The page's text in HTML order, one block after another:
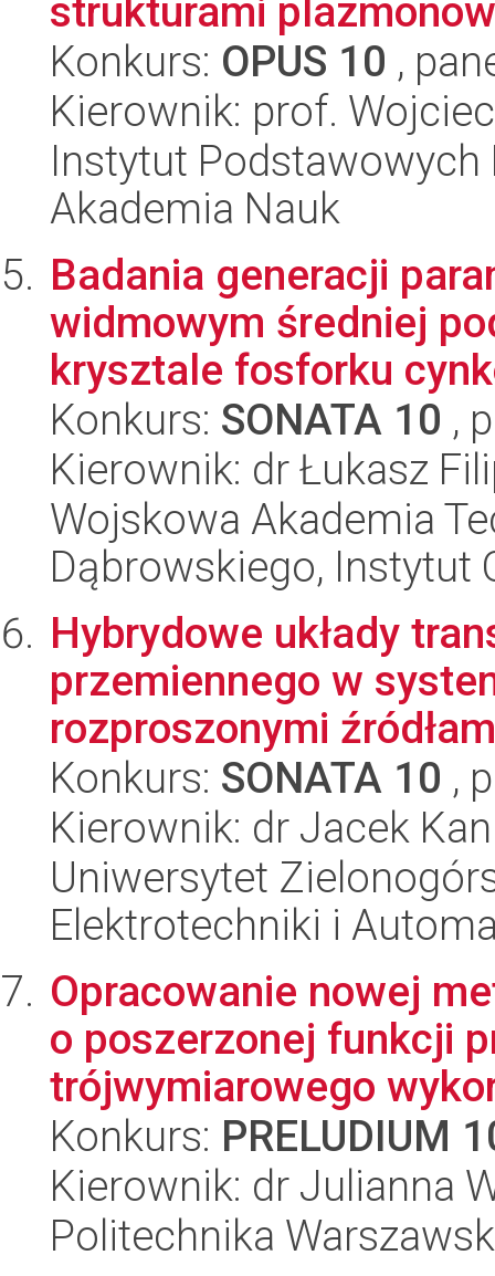
strukturami
Konkurs: OPUS 10 ,
Kierownik: prof.
Instytut
Akademia Nauk
Badania generacji
widmowym średniej
krysztale fosforku
Konkurs: SONATA 10 ,
Kierownik: dr Łukasz
Wojskowa Akademia
Dąbrowskiego, Instytut
Hybrydowe układy
przemiennego w
rozproszonymi
Konkurs: SONATA 10 ,
Kierownik: dr Jacek
Uniwersytet
Elektrotechniki i
Opracowanie nowej
o poszerzonej funkcji
trójwymiarowego
Konkurs: PRELUDIUM
Kierownik: dr Julianna
Politechnika